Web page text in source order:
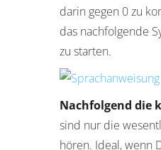
darin gegen 0 zu
das nachfolgende
zu starten.
Nachfolgend die
sind nur die
hören. Ideal, wenn